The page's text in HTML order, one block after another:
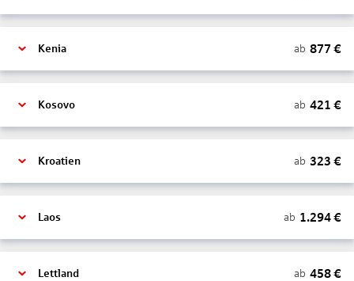
Kenia ab 877 €
Kosovo ab 421 €
Kroatien ab 323 €
Laos ab 1.294€
Lettland ab 458€